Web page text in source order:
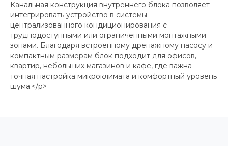
Канальная конструкция внутреннего блока позволяет
интегрировать устройство в системы
централизованного кондиционирования с
труднодоступными или ограниченными монтажными
зонами. Благодаря встроенному дренажному насосу и
компактным размерам блок подходит для офисов,
квартир, небольших магазинов и кафе, где важна
точная настройка микроклимата и комфортный уровень
шума.</p>